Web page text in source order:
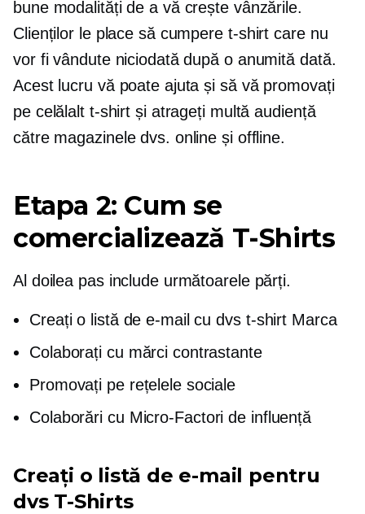
bune modalități de a vă crește vânzările.
Clienților le place să cumpere t-shirt care nu
vor fi vândute niciodată după o anumită dată.
Acest lucru vă poate ajuta și să vă promovați
pe celălalt t-shirt și atrageți multă audiență
către magazinele dvs. online și offline.
Etapa 2: Cum se
comercializează T-Shirts
Al doilea pas include următoarele părți.
Creați o listă de e-mail cu dvs t-shirt Marca
Colaborați cu mărci contrastante
Promovați pe rețelele sociale
Colaborări cu Micro-Factori de influență
Creați o listă de e-mail pentru
dvs T-Shirts